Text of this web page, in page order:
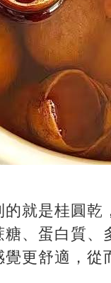
的就是桂圓乾
糖、蛋白質
更舒適，從